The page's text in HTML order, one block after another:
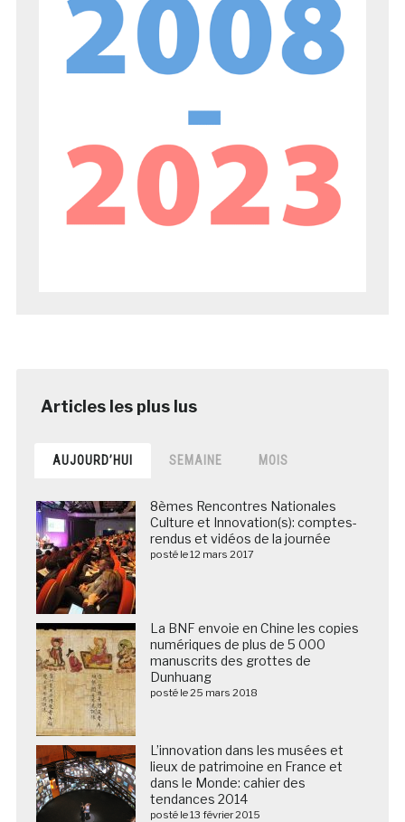
AUJOURD’HUI SEMAINE MOIS
8èmes Rencontres Nationales
Culture et Innovation(s): comptes-
rendus et vidéos de la journée
posté le 12 mars 2017
La BNF envoie en Chine les copies
numériques de plus de 5 000
manuscrits des grottes de
Dunhuang
posté le 25 mars 2018
L’innovation dans les musées et
lieux de patrimoine en France et
dans le Monde: cahier des
tendances 2014
posté le 13 février 2015